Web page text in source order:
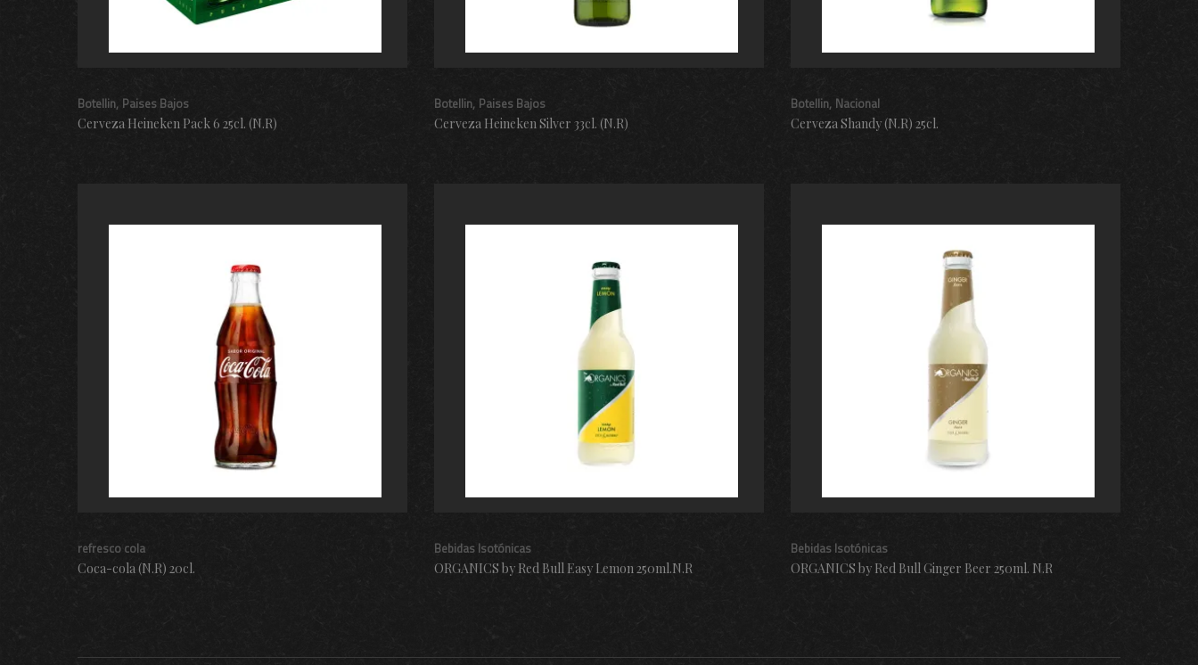
Botellin Paises Bajos
Cerveza Heineken Pack 6 25cl. (N.R)
Botellin Paises Bajos
Cerveza Heineken Silver 33cl. (N.R)
Botellin Nacional
Cerveza Shandy (N.R) 25cl.
refresco cola
Coca-cola (N.R) 20cl.
Bebidas Isotónicas
ORGANICS by Red Bull Easy Lemon 250ml.N.R
Bebidas Isotónicas
ORGANICS by Red Bull Ginger Beer 250ml. N.R